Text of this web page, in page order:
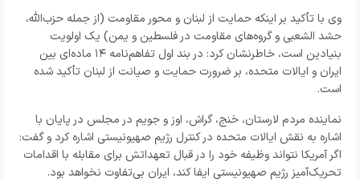
وی با تأکید بر اینکه حمایت از لبنان و محور مقاومت (از جمله حزب‌الله،
حشد الشعبی و گروه‌های مقاومت در فلسطین و یمن) یک اولویت
بنیادین است، خاطرنشان کرد: در بند اول تفاهم‌نامه ۱۴ ماده‌ای بین
ایران و ایالات متحده، بر ضرورت حمایت و صیانت از لبنان تأکید شده
است.
نماینده مردم لارستان، خنج، گراش، اوز و جویم در مجلس در پایان با
اشاره به نقش ایالات متحده در کنترل رژیم صهیونیستی اشاره کرد و گفت:
اگر آمریکا نتواند وظیفه خود را در قبال تعهداتش برای مقابله با اقدامات
تحریک‌آمیز رژیم صهیونیستی ایفا کند، ایران بی‌تفاوت نخواهد بود.